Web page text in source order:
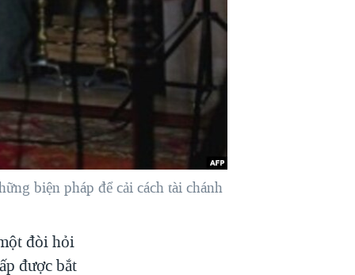
biện pháp để cải cách tài chánh
đòi hỏi
được bắt